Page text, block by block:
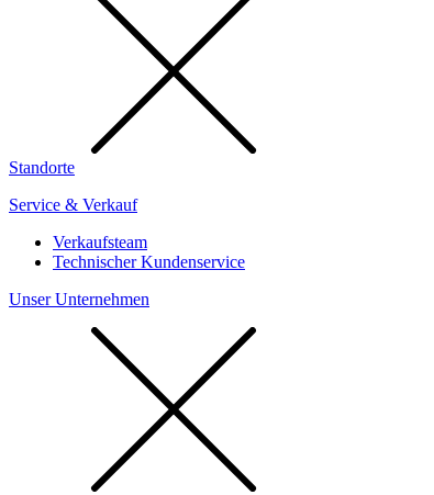
Standorte
Service & Verkauf
Verkaufsteam
Technischer Kundenservice
Unser Unternehmen